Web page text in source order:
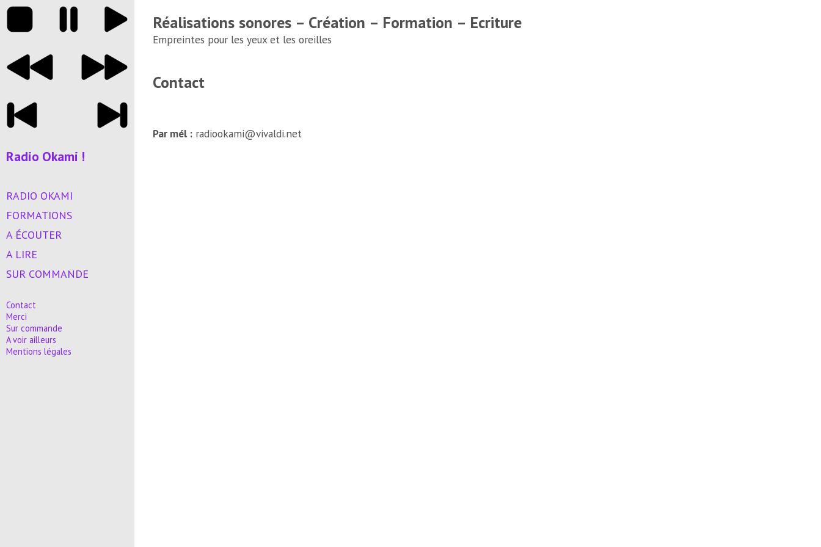
Radio Okami !
RADIO OKAMI
FORMATIONS
A ÉCOUTER
A LIRE
SUR COMMANDE
Contact
Merci
Sur commande
A voir ailleurs
Mentions légales
Réalisations sonores – Création – Formation – Ecriture
Empreintes pour les yeux et les oreilles
Contact
Par mél : radiookami@vivaldi.net